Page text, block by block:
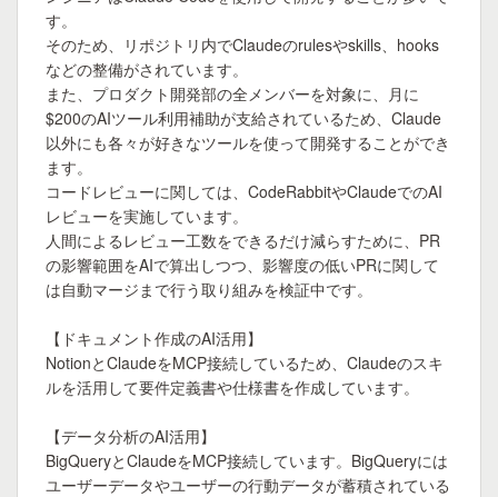
す。
そのため、リポジトリ内でClaudeのrulesやskills、hooks
などの整備がされています。
また、プロダクト開発部の全メンバーを対象に、月に
$200のAIツール利用補助が支給されているため、Claude
以外にも各々が好きなツールを使って開発することができ
ます。
コードレビューに関しては、CodeRabbitやClaudeでのAI
レビューを実施しています。
人間によるレビュー工数をできるだけ減らすために、PR
の影響範囲をAIで算出しつつ、影響度の低いPRに関して
は自動マージまで行う取り組みを検証中です。
【ドキュメント作成のAI活用】
NotionとClaudeをMCP接続しているため、Claudeのスキ
ルを活用して要件定義書や仕様書を作成しています。
【データ分析のAI活用】
BigQueryとClaudeをMCP接続しています。BigQueryには
ユーザーデータやユーザーの行動データが蓄積されている